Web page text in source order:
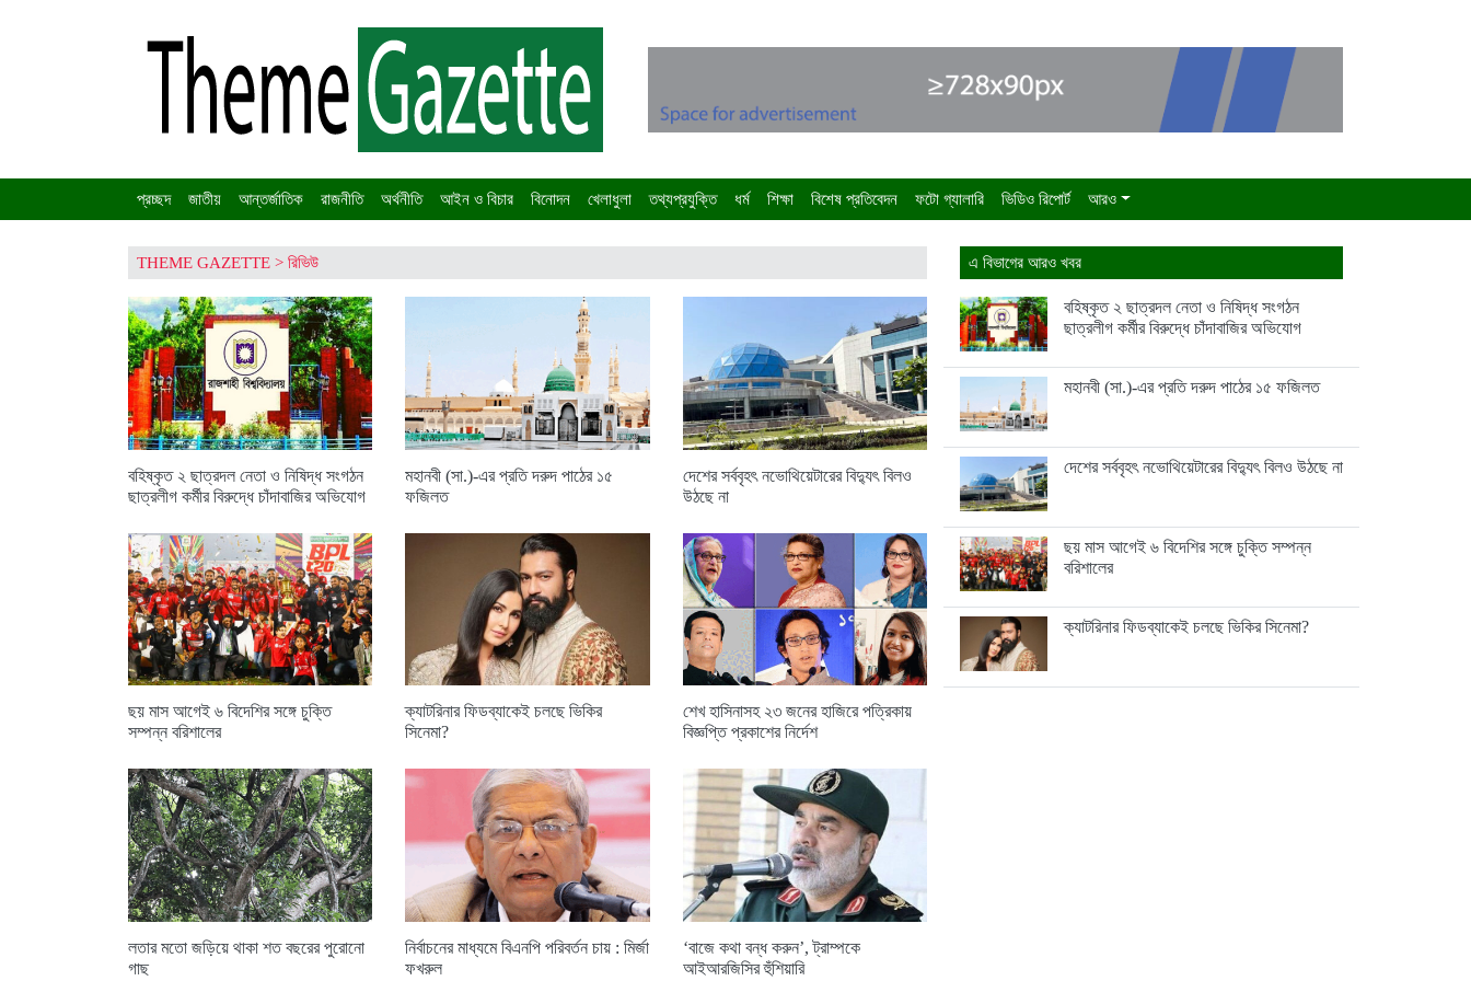
প্রচ্ছদ জাতীয় আন্তর্জাতিক রাজনীতি অর্থনীতি আইন ও বিচার বিনোদন খেলাধুলা তথ্যপ্রযুক্তি ধর্ম শিক্ষা বিশেষ প্রতিবেদন ফটো গ্যালারি ভিডিও রিপোর্ট আরও
THEME GAZETTE > রিভিউ
বহিষ্কৃত ২ ছাত্রদল নেতা ও নিষিদ্ধ সংগঠন
ছাত্রলীগ কর্মীর বিরুদ্ধে চাঁদাবাজির অভিযোগ
মহানবী (সা.)-এর প্রতি দরুদ পাঠের ১৫
ফজিলত
দেশের সর্ববৃহৎ নভোথিয়েটারের বিদ্যুৎ বিলও
উঠছে না
ছয় মাস আগেই ৬ বিদেশির সঙ্গে চুক্তি
সম্পন্ন বরিশালের
ক্যাটরিনার ফিডব্যাকেই চলছে ভিকির
সিনেমা?
শেখ হাসিনাসহ ২৩ জনের হাজিরে পত্রিকায়
বিজ্ঞপ্তি প্রকাশের নির্দেশ
লতার মতো জড়িয়ে থাকা শত বছরের পুরোনো
গাছ
নির্বাচনের মাধ্যমে বিএনপি পরিবর্তন চায় : মির্জা
ফখরুল
‘বাজে কথা বন্ধ করুন’, ট্রাম্পকে
আইআরজিসির হুঁশিয়ারি
এ বিভাগের আরও খবর
বহিষ্কৃত ২ ছাত্রদল নেতা ও নিষিদ্ধ সংগঠন
ছাত্রলীগ কর্মীর বিরুদ্ধে চাঁদাবাজির অভিযোগ
মহানবী (সা.)-এর প্রতি দরুদ পাঠের ১৫ ফজিলত
দেশের সর্ববৃহৎ নভোথিয়েটারের বিদ্যুৎ বিলও উঠছে না
ছয় মাস আগেই ৬ বিদেশির সঙ্গে চুক্তি সম্পন্ন
বরিশালের
ক্যাটরিনার ফিডব্যাকেই চলছে ভিকির সিনেমা?